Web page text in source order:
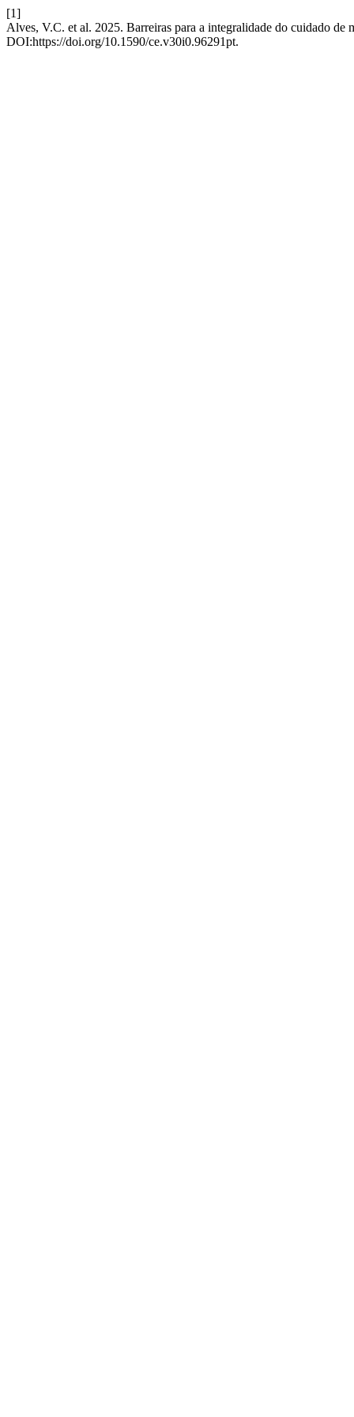
[1]
Alves, V.C. et al. 2025. Barreiras para a integralidade do cuidado de
DOI:https://doi.org/10.1590/ce.v30i0.96291pt.